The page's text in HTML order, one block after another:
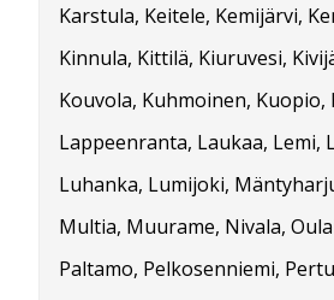
Karstula, Keitele, Kemijärvi,
Kinnula, Kittilä, Kiuruvesi,
Kouvola, Kuhmoinen,
Lappeenranta, Laukaa, Lemi,
Luhanka, Lumijoki,
Multia, Muurame, Nivala,
Paltamo, Pelkosenniemi,